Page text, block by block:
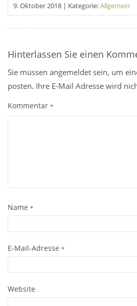
9. Oktober 2018 | Kategorie:Allgemein
Hinterlassen Sie einen
Sie müssen angemeldet sein, um
posten. Ihre E-Mail Adresse wird
Kommentar *
Name *
E-Mail-Adresse *
Website